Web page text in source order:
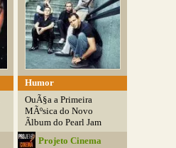
Humor
OuÃ§a a Primeira
MÃºsica do Novo
Ãlbum do Pearl Jam
Projeto Cinema